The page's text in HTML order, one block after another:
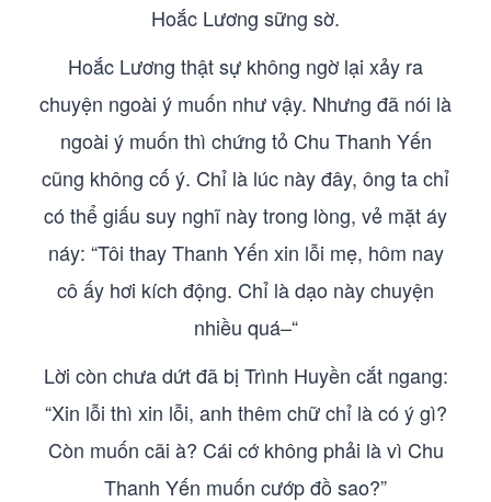
Hoắc Lương sững sờ.
Hoắc Lương thật sự không ngờ lại xảy ra
chuyện ngoài ý muốn như vậy. Nhưng đã nói là
ngoài ý muốn thì chứng tỏ Chu Thanh Yến
cũng không cố ý. Chỉ là lúc này đây, ông ta chỉ
có thể giấu suy nghĩ này trong lòng, vẻ mặt áy
náy: “Tôi thay Thanh Yến xin lỗi mẹ, hôm nay
cô ấy hơi kích động. Chỉ là dạo này chuyện
nhiều quá–“
Lời còn chưa dứt đã bị Trình Huyền cắt ngang:
“Xin lỗi thì xin lỗi, anh thêm chữ chỉ là có ý gì?
Còn muốn cãi à? Cái cớ không phải là vì Chu
Thanh Yến muốn cướp đồ sao?”